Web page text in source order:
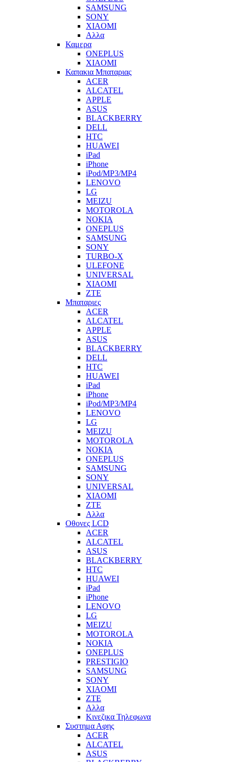
SAMSUNG
SONY
XIAOMI
Αλλα
Καμερα
ONEPLUS
XIAOMI
Καπακια Μπαταριας
ACER
ALCATEL
APPLE
ASUS
BLACKBERRY
DELL
HTC
HUAWEI
iPad
iPhone
iPod/MP3/MP4
LENOVO
LG
MEIZU
MOTOROLA
NOKIA
ONEPLUS
SAMSUNG
SONY
TURBO-X
ULEFONE
UNIVERSAL
XIAOMI
ZTE
Μπαταριες
ACER
ALCATEL
APPLE
ASUS
BLACKBERRY
DELL
HTC
HUAWEI
iPad
iPhone
iPod/MP3/MP4
LENOVO
LG
MEIZU
MOTOROLA
NOKIA
ONEPLUS
SAMSUNG
SONY
UNIVERSAL
XIAOMI
ZTE
Αλλα
Οθονες LCD
ACER
ALCATEL
ASUS
BLACKBERRY
HTC
HUAWEI
iPad
iPhone
LENOVO
LG
MEIZU
MOTOROLA
NOKIA
ONEPLUS
PRESTIGIO
SAMSUNG
SONY
XIAOMI
ZTE
Αλλα
Κινεζικα Τηλεφωνα
Συστημα Αφης
ACER
ALCATEL
ASUS